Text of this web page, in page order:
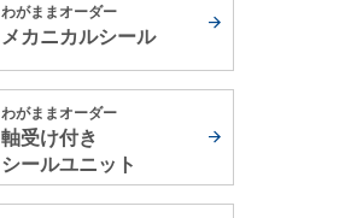
わがままオーダー
メカニカルシール
わがままオーダー
軸受け付き
シールユニット